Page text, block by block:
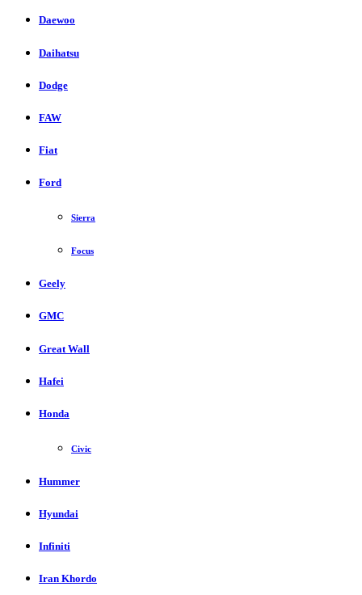
Daewoo
Daihatsu
Dodge
FAW
Fiat
Ford
Sierra
Focus
Geely
GMC
Great Wall
Hafei
Honda
Civic
Hummer
Hyundai
Infiniti
Iran Khordo